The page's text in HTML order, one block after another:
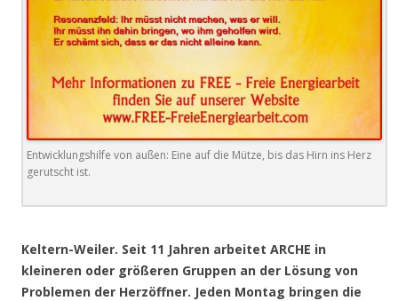
Entwicklungshilfe von außen: Eine auf die Mütze, bis das Hirn ins Herz
gerutscht ist.
Keltern-Weiler. Seit 11 Jahren arbeitet ARCHE in
kleineren oder größeren Gruppen an der Lösung von
Problemen der Herzöffner. Jeden Montag bringen die